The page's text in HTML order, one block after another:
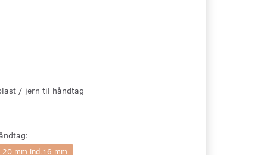
/ jern til håndtag
20 mm ind.16 mm